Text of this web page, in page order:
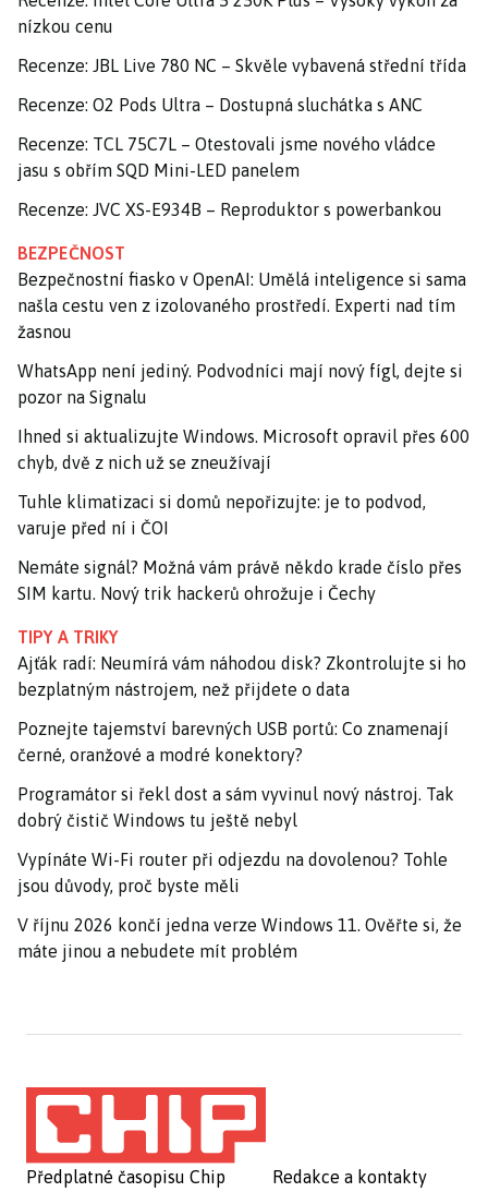
nízkou cenu
Recenze: JBL Live 780 NC – Skvěle vybavená střední třída
Recenze: O2 Pods Ultra – Dostupná sluchátka s ANC
Recenze: TCL 75C7L – Otestovali jsme nového vládce
jasu s obřím SQD Mini-LED panelem
Recenze: JVC XS-E934B – Reproduktor s powerbankou
BEZPEČNOST
Bezpečnostní fiasko v OpenAI: Umělá inteligence si sama
našla cestu ven z izolovaného prostředí. Experti nad tím
žasnou
WhatsApp není jediný. Podvodníci mají nový fígl, dejte si
pozor na Signalu
Ihned si aktualizujte Windows. Microsoft opravil přes 600
chyb, dvě z nich už se zneužívají
Tuhle klimatizaci si domů nepořizujte: je to podvod,
varuje před ní i ČOI
Nemáte signál? Možná vám právě někdo krade číslo přes
SIM kartu. Nový trik hackerů ohrožuje i Čechy
TIPY A TRIKY
Ajťák radí: Neumírá vám náhodou disk? Zkontrolujte si ho
bezplatným nástrojem, než přijdete o data
Poznejte tajemství barevných USB portů: Co znamenají
černé, oranžové a modré konektory?
Programátor si řekl dost a sám vyvinul nový nástroj. Tak
dobrý čistič Windows tu ještě nebyl
Vypínáte Wi-Fi router při odjezdu na dovolenou? Tohle
jsou důvody, proč byste měli
V říjnu 2026 končí jedna verze Windows 11. Ověřte si, že
máte jinou a nebudete mít problém
Předplatné časopisu Chip
Redakce a kontakty